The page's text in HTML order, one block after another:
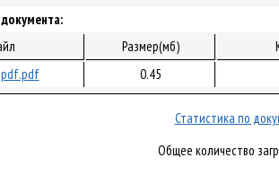
Размер(мб)
0.45
Статистика по
Общее количество